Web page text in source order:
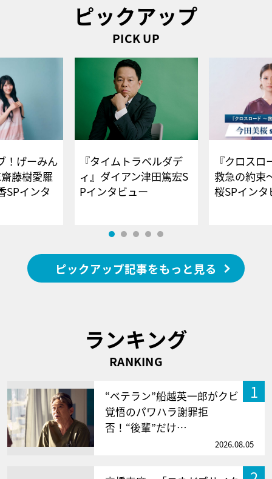
ピックアップ
PICK UP
！げーみん
藤樹愛羅
SPインタ
『タイムトラベルダデ
ィ』ダイアン津田篤宏S
Pインタビュー
『クロス
救急の約束
桜SPイ
ピックアップ記事をもっと見る
ランキング
RANKING
1
“ベテラン”船越英一郎がクビ
覚悟のパワハラ謝罪拒
否！“後輩”だけ…
2026.08.05